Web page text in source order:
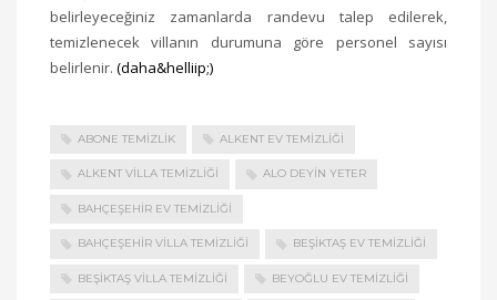
belirleyeceğiniz zamanlarda randevu talep edilerek,
temizlenecek villanın durumuna göre personel sayısı
belirlenir. (daha&helliip;)
ABONE TEMIZLIK ALKENT EV TEMIZLIĞI
ALKENT VILLA TEMIZLIĞI ALO DEYIN YETER
BAHÇEŞEHIR EV TEMIZLIĞI
BAHÇEŞEHIR VILLA TEMIZLIĞI BEŞIKTAŞ EV TEMIZLIĞI
BEŞIKTAŞ VILLA TEMIZLIĞI BEYOĞLU EV TEMIZLIĞI